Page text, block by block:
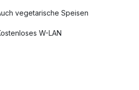
vegetarische Speisen
W-LAN